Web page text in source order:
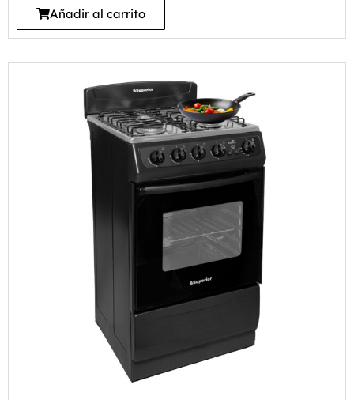
Añadir al carrito